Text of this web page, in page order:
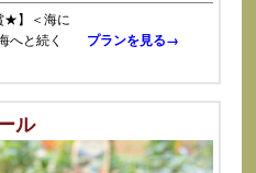
★】＜海に
へと続く
プランを見る→
ル